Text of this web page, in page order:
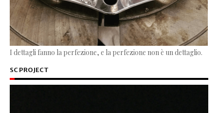
I dettagli fanno la perfezione, e la perfezione non è un dettaglio.
SC PROJECT